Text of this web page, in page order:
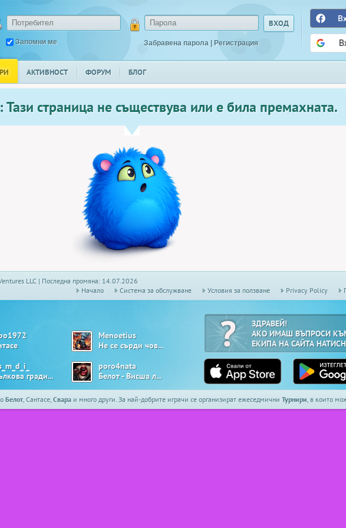
Запомни ме Забравена парола | Регистрация
АКТИВНОСТ ФОРУМ БЛОГ
страница не съществува или е била премахната.
LLC | Последна промяна: 14.07.2026
Начало
Системa за обслужване Условия за ползване Privacy Policy
Menoetius
Не се сърди човече
Ябълкова градина
poro4nata
Белот - Висша лига
ЗДРАВЕЙ!
АКО ИМАШ ВЪПРОСИ
ЕКИПА НА САЙТА
Белот, Сантасе, Свара и много други. За най-добрите играчи се организират ежеседмични Турнири, в които